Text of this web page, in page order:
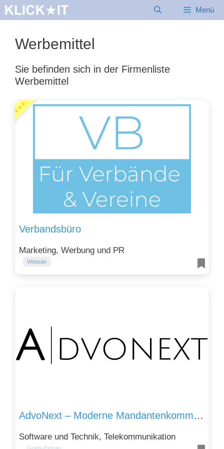
Zum
Inhalt
Menü
Werbemittel
Sie befinden sich in der Firmenliste
Werbemittel
★★★
Verbandsbüro
Marketing, Werbung und PR
Website
AdvoNext – Moderne Mandantenkommunikation via App für Rechtsanwälte
Software und Technik, Telekommunikation